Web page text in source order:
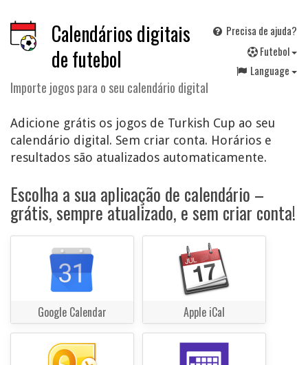
Calendários digitais
de futebol
Importe jogos para o seu calendário digital
Precisa de ajuda?
Futebol
Language
Adicione grátis os jogos de Turkish Cup ao seu
calendário digital. Sem criar conta. Horários e
resultados são atualizados automaticamente.
Escolha a sua aplicação de calendário –
grátis, sempre atualizado, e sem criar conta!
Google Calendar Apple iCal